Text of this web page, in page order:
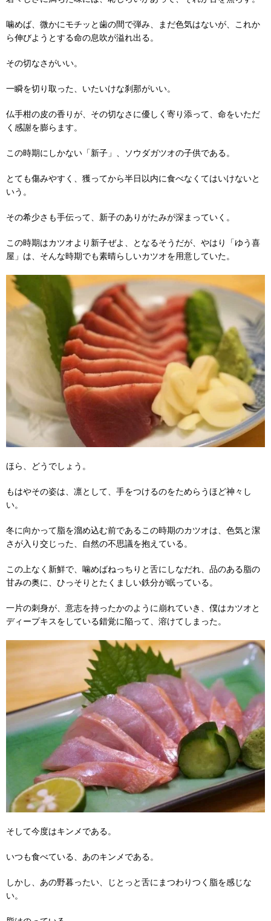
噛めば、微かにモチッと歯の間で弾み、まだ色気はないが、これか
ら伸びようとする命の息吹が溢れ出る。
その切なさがいい。
一瞬を切り取った、いたいけな刹那がいい。
仏手柑の皮の香りが、その切なさに優しく寄り添って、命をいただ
く感謝を膨らます。
この時期にしかない「新子」、ソウダガツオの子供である。
とても傷みやすく、獲ってから半日以内に食べなくてはいけないと
いう。
その希少さも手伝って、新子のありがたみが深まっていく。
この時期はカツオより新子ぜよ、となるそうだが、やはり「ゆう喜
屋」は、そんな時期でも素晴らしいカツオを用意していた。
ほら、どうでしょう。
もはやその姿は、凛として、手をつけるのをためらうほど神々し
い。
冬に向かって脂を溜め込む前であるこの時期のカツオは、色気と潔
さが入り交じった、自然の不思議を抱えている。
この上なく新鮮で、噛めばねっちりと舌にしなだれ、品のある脂の
甘みの奥に、ひっそりとたくましい鉄分が眠っている。
一片の刺身が、意志を持ったかのように崩れていき、僕はカツオと
ディープキスをしている錯覚に陥って、溶けてしまった。
そして今度はキンメである。
いつも食べている、あのキンメである。
しかし、あの野暮ったい、じとっと舌にまつわりつく脂を感じな
い。